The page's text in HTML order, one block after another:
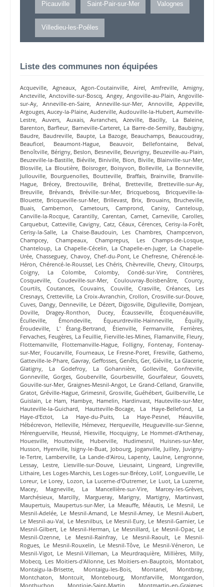
Picauville Saint-Pair-sur-Mer Valognes
Villedieu-les-Poêles
Liste des communes non équipées
Acqueville, Agneaux, Agon-Coutainville, Airel, Amfreville, Amigny,
Ancteville,Anctoville-sur-Boscq, Angey, Angoville-au-Plain, Angoville-
sur-Ay,Anneville-en-Saire, Anneville-sur-Mer, Annoville, Appeville,
Argouges, Aucey-la-Plaine, Auderville, Audouville-la-Hubert, Aumeville-
Lestre,Auvers, Auxais, Avranches,Azeville, Bacilly, La Baleine,
Barenton, Barfleur, Barneville-Carteret, La Barre-de-Semilly, Baubigny,
Baudre, Baudreville, Baupte, La Bazoge, Beauchamps, Beaucoudray,
Beauficel, Beaumont-Hague, Beauvoir, Bellefontaine, Belval,
Benoîtville, Bérigny, Beslon, Besneville, Beuvrigny, Beuzeville-au-Plain,
Beuzeville-la-Bastille, Biéville, Biniville, Bion, Biville, Blainville-sur-Mer,
Blosville, La Bloutière, Boisroger, Boisyvon, Bolleville, La Bonneville,
Jullouville, Bourguenolles, Boutteville, Braffais, Brainville, Branville-
Hague, Brécey, Brectouville, Bréhal, Bretteville, Bretteville-sur-Ay,
Breuville, Brévands, Bréville-sur-Mer, Bricquebosq, Bricqueville-la-
Blouette, Bricqueville-sur-Mer, Brillevast, Brix, Brouains, Brucheville,
Buais,Cambernon, Cametours,Camprond, Canisy,Canteloup,
Canville-la-Rocque,Carantilly,Carentan, Carnet, Carneville,Carolles,
Carquebut, Catteville,Cavigny,Catz, Céaux,Cérences,Cerisy-la-Forêt,
Cerisy-la-Salle, La Chaise-Baudouin, Les Chambres,Champcervon,
Champcey, Champeaux, Champrepus, Les Champs-de-Losque,
Chanteloup, La Chapelle-Cécelin, La Chapelle-en-Juger, La Chapelle-
Urée, Chasseguey, Chavoy, Chef-du-Pont, Le Chefresne,Chérencé-le-
Héron, Chérencé-le-Roussel, Les Chéris, Chèvreville, Chevry, Clitourps,
Coigny, La Colombe, Colomby, Condé-sur-Vire, Contrières,
Cosqueville, Coudeville-sur-Mer,Coulouvray-Boisbenâtre,Courcy,
Courtils, Coutances, Couvains, Couville, Crasville, Créances, Les
Cresnays, Cretteville, La Croix-Avranchin, Crollon, Crosville-sur-Douve,
Cuves, Dangy, Denneville, Le Dézert, Digosville, Digulleville, Domjean,
Doville, Dragey-Ronthon, Ducey, Écausseville, Écoquenéauville,
Éculleville, Émondeville, Équeurdreville-Hainneville, Équilly,
Éroudeville, L' Étang-Bertrand, Étienville, Fermanville, Ferrières,
Fervaches, Feugères, La Feuillie, Fierville-les-Mines, Flamanville, Fleury,
Flottemanville, Flottemanville-Hague, Folligny, Fontenay, Fontenay-
sur-Mer, Foucarville, Fourneaux, Le Fresne-Poret, Fresville, Gathemo,
Gatteville-le-Phare, Gavray, Geffosses, Genêts, Ger, Giéville, La Glacerie,
Glatigny, La Godefroy, La Gohannière,Golleville,Gonfreville,
Gonneville, Gorges, Gouberville,Gourbesville,Gourfaleur,Gouvets,
Gouville-sur-Mer, Graignes-Mesnil-Angot, Le Grand-Celland, Granville,
Gratot, Gréville-Hague, Grimesnil, Grosville, Guéhébert, Guilberville, Le
Guislain, Le Ham, Hambye, Hamelin, Hardinvast, Hauteville-sur-Mer,
Hauteville-la-Guichard, Hautteville-Bocage, La Haye-Bellefond, La
Haye-d'Ectot, La Haye-du-Puits, La Haye-Pesnel, Héauville,
Hébécrevon, Helleville, Hémevez, Herqueville, Heugueville-sur-Sienne,
Hérenguerville, Heussé, Hiesville, Hocquigny, Le Hommet-d'Arthenay,
Houesville, Houtteville, Huberville, Hudimesnil, Huisnes-sur-Mer,
Husson, Hyenville, Isigny-le-Buat, Jobourg, Joganville, Juilley, Juvigny-
le-Tertre, Lamberville, La Lande-d'Airou, Lapenty, Laulne, Lengronne,
Lessay, Lestre, Liesville-sur-Douve, Lieusaint, Lingeard, Lingreville,
Lithaire, Les Loges-Marchis, Les Loges-sur-Brécey, Lolif, Longueville, Le
Loreur, Le Lorey, Lozon, La Lucerne-d'Outremer, Le Luot, La Luzerne,
Macey, Magneville, La Mancellière-sur-Vire, Marcey-les-Grèves,
Marchésieux, Marcilly, Margueray, Marigny, Martigny, Martinvast,
Maupertuis, Maupertus-sur-Mer, La Meauffe, Méautis, Le Mesnil, Le
Mesnil-Adelée, Le Mesnil-Amand, Le Mesnil-Amey, Le Mesnil-Aubert,
Le Mesnil-au-Val, Le Mesnilbus, Le Mesnil-Eury, Le Mesnil-Garnier, Le
Mesnil-Gilbert, Le Mesnil-Herman, Le Mesnillard, Le Mesnil-Opac, Le
Mesnil-Ozenne, Le Mesnil-Rainfray, Le Mesnil-Raoult, Le Mesnil-
Rogues, Le Mesnil-Rouxelin, Le Mesnil-Tôve, Le Mesnil-Véneron, Le
Mesnil-Vigot, Le Mesnil-Villeman, La Meurdraquière, Millières, Milly,
Mobecq, Les Moitiers-d'Allonne, Les Moitiers-en-Bauptois, Montabot,
Montaigu-la-Brisette, Montaigu-les-Bois, Montanel, Montbray,
Montchaton, Montcuit, Montebourg, Montfarville, Montgardon,
Monthuchon, Montjoie-Saint-Martin, Montmartin-en-Graignes,